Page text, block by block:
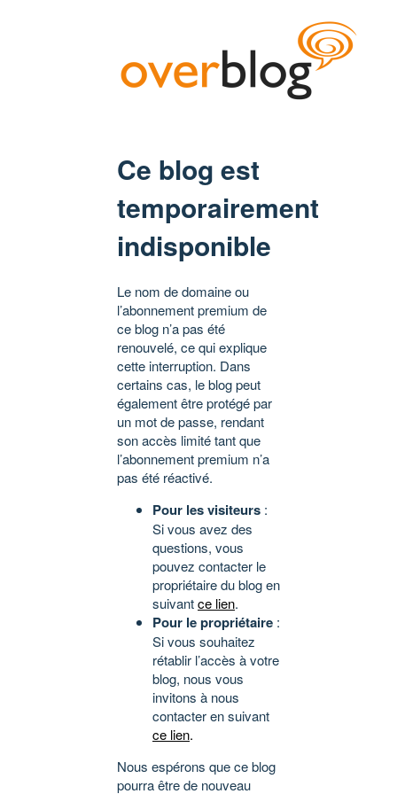
Ce blog est
temporairement
indisponible
Le nom de domaine ou
l’abonnement premium de
ce blog n’a pas été
renouvelé, ce qui explique
cette interruption. Dans
certains cas, le blog peut
également être protégé par
un mot de passe, rendant
son accès limité tant que
l’abonnement premium n’a
pas été réactivé.
Pour les visiteurs :
Si vous avez des
questions, vous
pouvez contacter le
propriétaire du blog en
suivantce lien.
Pour le propriétaire :
Si vous souhaitez
rétablir l’accès à votre
blog, nous vous
invitons à nous
contacter en suivant
ce lien.
Nous espérons que ce blog
pourra être de nouveau